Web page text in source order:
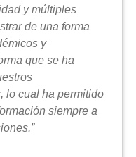
y múltiples
de una forma
y
que se ha
lo cual ha permitido
siempre a